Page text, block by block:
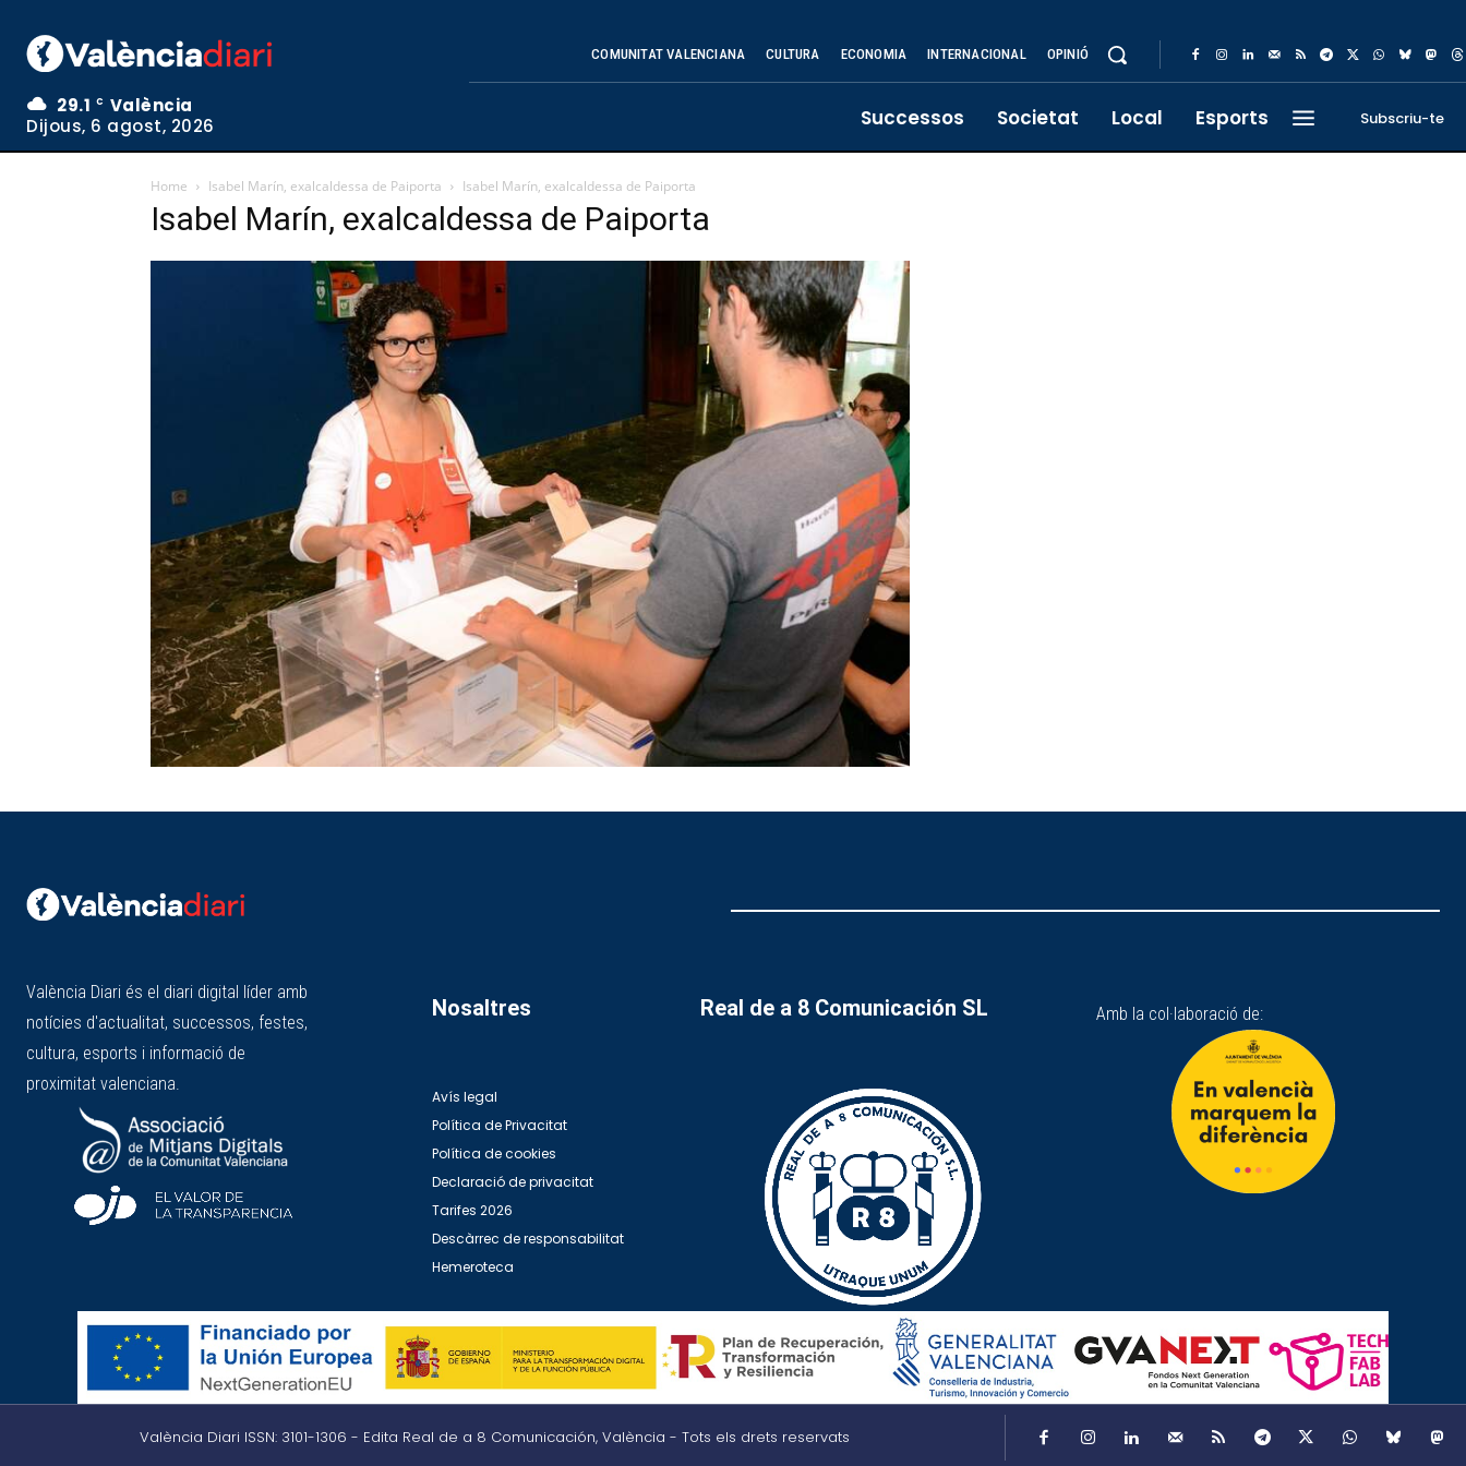
29.1 C
València
Dijous, 6 agost, 2026
COMUNITAT VALENCIANA CULTURA ECONOMIA INTERNACIONAL OPINIÓ
Successos Societat Local Esports Subscriu-te
Home Isabel Marín, exalcaldessa de Paiporta Isabel Marín, exalcaldessa de Paiporta
Isabel Marín, exalcaldessa de Paiporta
València Diari és el diari digital líder amb
notícies d'actualitat, successos, festes,
cultura, esports i informació de
proximitat valenciana.
Nosaltres
Avís legal
Política de Privacitat
Política de cookies
Declaració de privacitat
Tarifes 2026
Descàrrec de responsabilitat
Hemeroteca
Real de a 8 Comunicación SL Amb la col·laboració de:
València Diari ISSN: 3101-1306 - Edita Real de a 8 Comunicación, València - Tots els drets reservats